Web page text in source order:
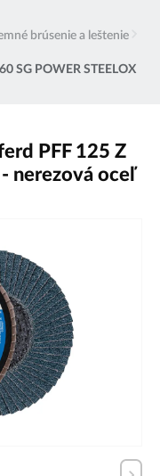
brúsenie a leštenie
SG POWER STEELOX
PFF 125 Z
- nerezová oceľ